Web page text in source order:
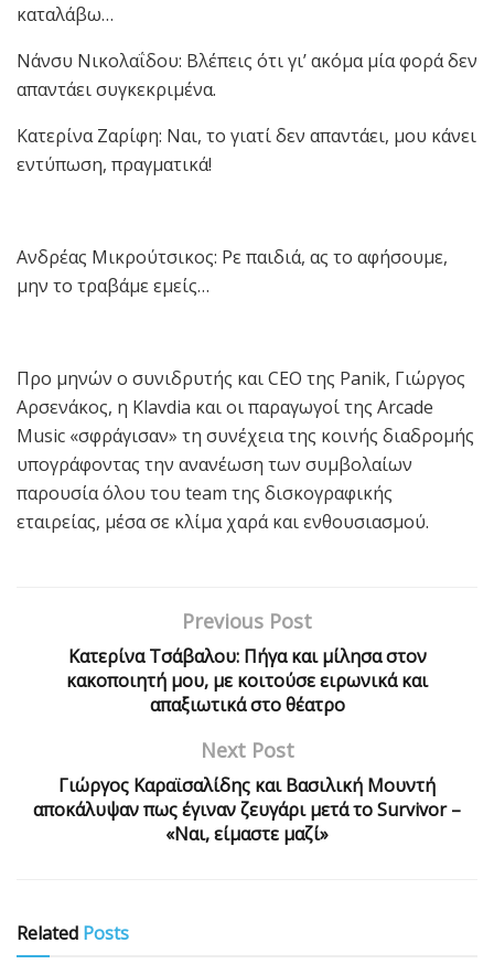
καταλάβω…
Νάνσυ Νικολαΐδου: Βλέπεις ότι γι’ ακόμα μία φορά δεν
απαντάει συγκεκριμένα.
Κατερίνα Ζαρίφη: Ναι, το γιατί δεν απαντάει, μου κάνει
εντύπωση, πραγματικά!
Ανδρέας Μικρούτσικος: Ρε παιδιά, ας το αφήσουμε,
μην το τραβάμε εμείς…
Προ μηνών ο συνιδρυτής και CEO της Panik, Γιώργος
Αρσενάκος, η Klavdia και οι παραγωγοί της Arcade
Music «σφράγισαν» τη συνέχεια της κοινής διαδρομής
υπογράφοντας την ανανέωση των συμβολαίων
παρουσία όλου του team της δισκογραφικής
εταιρείας, μέσα σε κλίμα χαρά και ενθουσιασμού.
Previous Post
Κατερίνα Τσάβαλου: Πήγα και μίλησα στον
κακοποιητή μου, με κοιτούσε ειρωνικά και
απαξιωτικά στο θέατρο
Next Post
Γιώργος Καραϊσαλίδης και Βασιλική Μουντή
αποκάλυψαν πως έγιναν ζευγάρι μετά το Survivor –
«Ναι, είμαστε μαζί»
Related Posts